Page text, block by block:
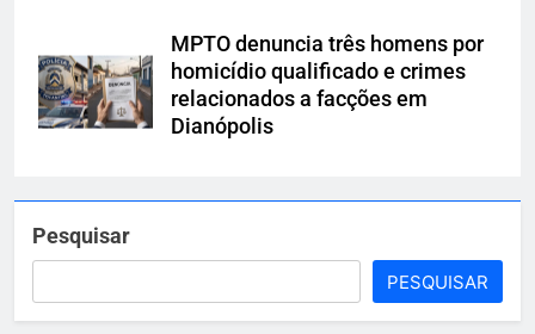
MPTO denuncia três homens por
homicídio qualificado e crimes
relacionados a facções em
Dianópolis
Pesquisar
PESQUISAR